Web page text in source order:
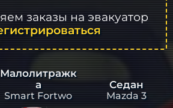
заказы на эвакуатор
Малолитражк
а
Smart Fortwo
Седан
Mazda 3